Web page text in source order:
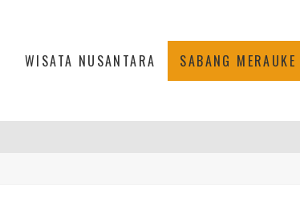
WISATA NUSANTARA SABANG MERAUKE